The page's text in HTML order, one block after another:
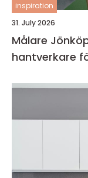
inspiration
31. July 2026
Målare
hantverkare